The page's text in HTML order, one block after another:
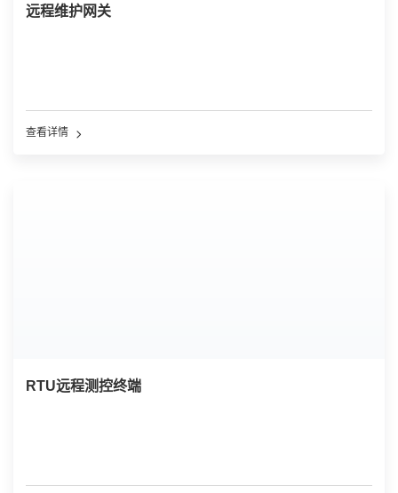
远程维护网关
查看详情
RTU远程测控终端